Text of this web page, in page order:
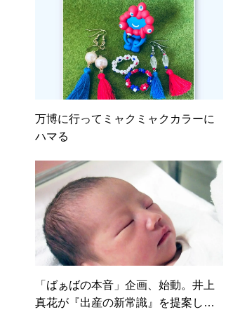
万博に行ってミャクミャクカラーに
ハマる
「ばぁばの本音」企画、始動。井上
真花が『出産の新常識』を提案しま